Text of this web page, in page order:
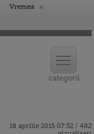
Vremea
18 aprilie 2015 07:32 / 482